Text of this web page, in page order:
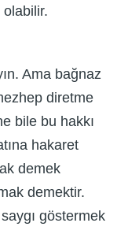
Ama bağnaz
diretme
bile bu hakkı
hakaret
demek
demektir.
saygı göstermek